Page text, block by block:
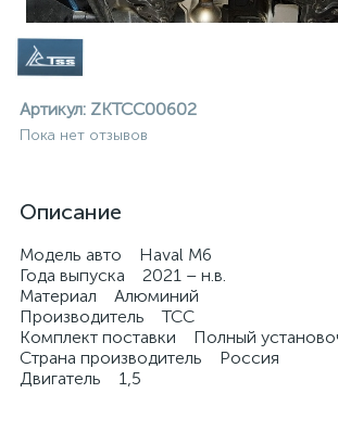
Артикул: ZKTCC00602
Пока нет отзывов
Описание
Модель авто Haval M6
Года выпуска 2021 – н.в.
Материал Алюминий
Производитель ТСС
Комплект поставки Полный
Страна производитель Россия
Двигатель 1,5